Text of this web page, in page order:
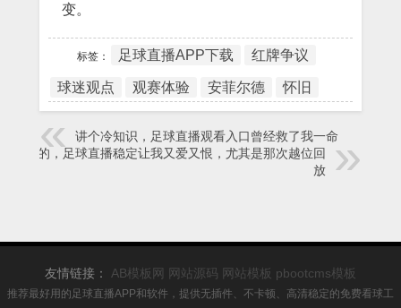
变。
标签： 足球直播APP下载 红牌争议
球迷观点 观赛体验 安菲尔德 怀旧
讲个冷知识，足球直播观看入口曾经救了我一命
说真的，足球直播稳定让我又爱又恨，尤其是那次越位回
放
友情链接： AB模板网 网站源码 网站模板 pbootcms模板
推荐最好用的足球直播APP和软件，提供无插件、不卡顿、高清稳定的免费看球工